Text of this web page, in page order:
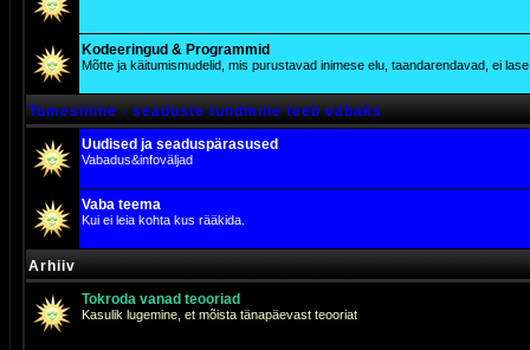
Kodeeringud & Programmid
Mõtte ja käitumismudelid, mis purustavad inimese elu, taandarendavad, ei
Tumesinine - seaduste tundmine teeb vabaks
Uudised ja seaduspärasused
Vabadus&infoväljad
Vaba teema
Kui ei leia kohta kus rääkida.
Arhiiv
Tokroda vanad teooriad
Kasulik lugemine, et mõista tänapäevast teooriat